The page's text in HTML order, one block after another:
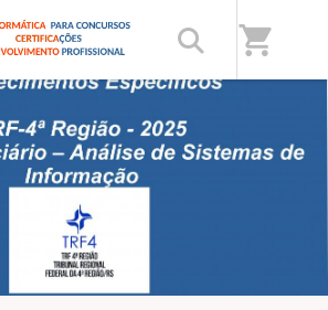
shopping_cart